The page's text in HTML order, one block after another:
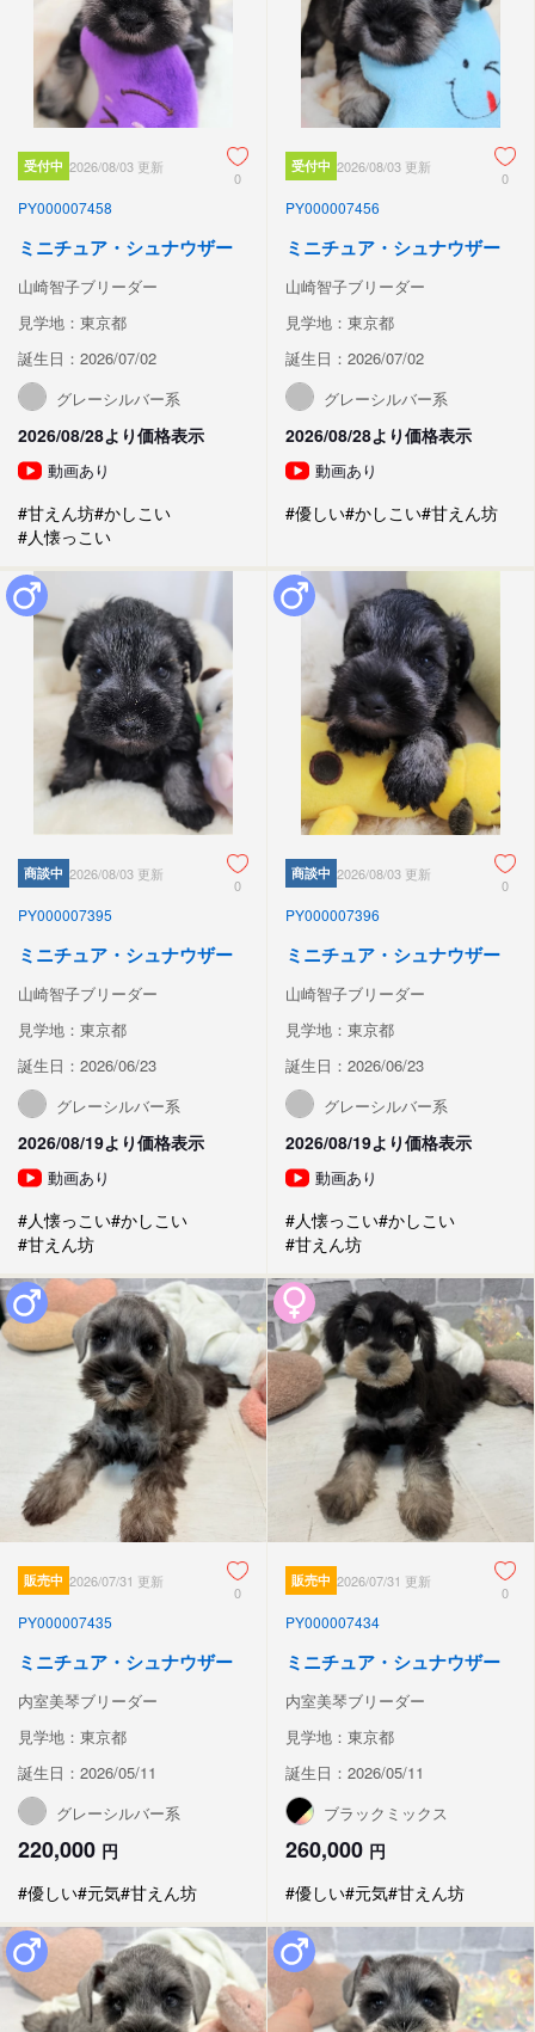
受付中 2026/08/03 更新
0
PY000007458
ミニチュア・シュナウザー
山崎智子ブリーダー
見学地：東京都
誕生日：2026/07/02
グレーシルバー系
2026/08/28より価格表示
動画あり
#甘えん坊#かしこい
#人懐っこい
受付中 2026/08/03 更新
0
PY000007456
ミニチュア・シュナウザー
山崎智子ブリーダー
見学地：東京都
誕生日：2026/07/02
グレーシルバー系
2026/08/28より価格表示
動画あり
#優しい#かしこい#甘えん坊
商談中 2026/08/03 更新
0
PY000007395
ミニチュア・シュナウザー
山崎智子ブリーダー
見学地：東京都
誕生日：2026/06/23
グレーシルバー系
2026/08/19より価格表示
動画あり
#人懐っこい#かしこい
#甘えん坊
商談中 2026/08/03 更新
0
PY000007396
ミニチュア・シュナウザー
山崎智子ブリーダー
見学地：東京都
誕生日：2026/06/23
グレーシルバー系
2026/08/19より価格表示
動画あり
#人懐っこい#かしこい
#甘えん坊
販売中 2026/07/31 更新
0
PY000007435
ミニチュア・シュナウザー
内室美琴ブリーダー
見学地：東京都
誕生日：2026/05/11
グレーシルバー系
220,000 円
#優しい#元気#甘えん坊
販売中 2026/07/31 更新
0
PY000007434
ミニチュア・シュナウザー
内室美琴ブリーダー
見学地：東京都
誕生日：2026/05/11
ブラックミックス
260,000 円
#優しい#元気#甘えん坊